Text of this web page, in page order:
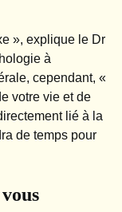
», explique le Dr
à
cependant, «
votre vie et de
lié à la
de temps pour